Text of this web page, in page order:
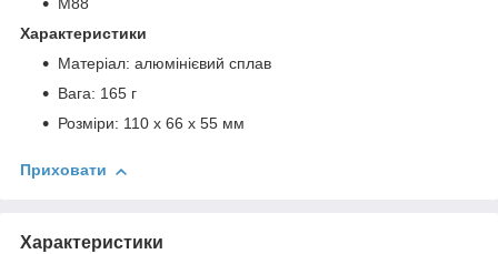
Характеристики
Матеріал: алюмінієвий сплав
Вага: 165 г
Розміри: 110 х 66 х 55 мм
Приховати
Характеристики